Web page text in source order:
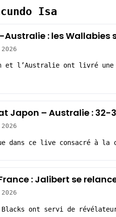
Isa
: les Wallabies
et l’Australie ont livré une
Japon – Australie :
dans ce live consacré à
: Jalibert se
ont servi de